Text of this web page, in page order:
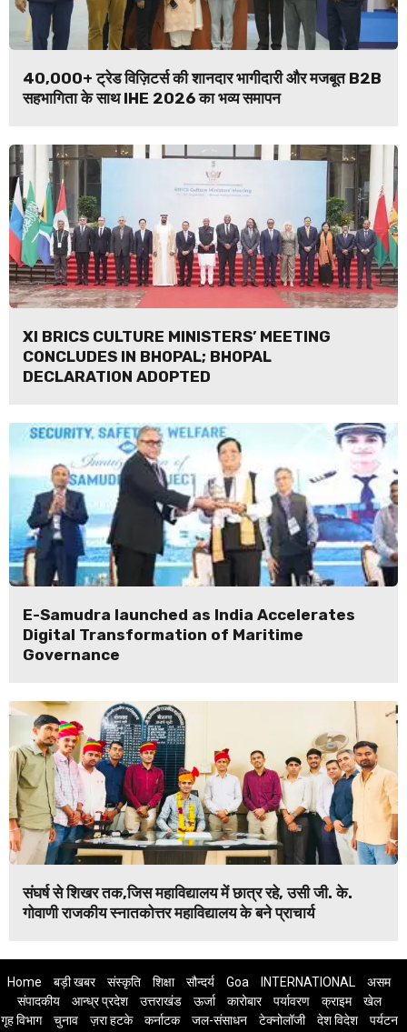
40,000+ ट्रेड विज़िटर्स की शानदार भागीदारी और मजबूत B2B
सहभागिता के साथ IHE 2026 का भव्य समापन
XI BRICS CULTURE MINISTERS’ MEETING
CONCLUDES IN BHOPAL; BHOPAL
DECLARATION ADOPTED
E-Samudra launched as India Accelerates
Digital Transformation of Maritime
Governance
संघर्ष से शिखर तक,जिस महाविद्यालय में छात्र रहे, उसी जी. के.
गोवाणी राजकीय स्नातकोत्तर महाविद्यालय के बने प्राचार्य
Home बड़ी खबर संस्कृति शिक्षा सौन्दर्य Goa INTERNATIONAL
असम
संपादकीय
आन्ध्र प्रदेश उत्तराखंड ऊर्जा कारोबार पर्यावरण क्राइम
खेल
गृह विभाग
चुनाव ज़रा हटके कर्नाटक जल-संसाधन टेक्नोलॉजी देश विदेश पर्यटन